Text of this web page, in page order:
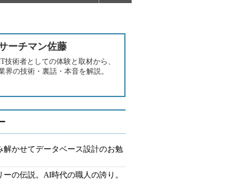
ーチマン佐藤
技術者としての体験と取材から、
界の技術・裏話・本音を解説。
解かせてデータベース設計のお勉
ーの伝説。AI時代の職人の誇り。